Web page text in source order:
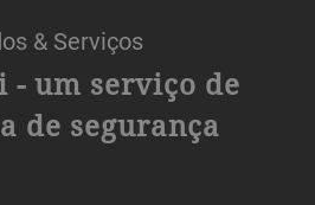
& Serviços
- um serviço de
de segurança